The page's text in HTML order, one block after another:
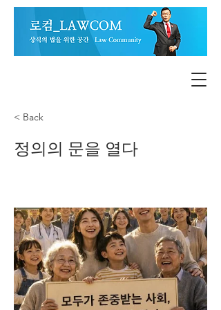
< Back
정의의 문을 열다